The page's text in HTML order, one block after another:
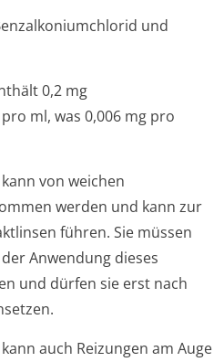
und
0,2 mg
ml, was 0,006 mg pro
von weichen
werden und kann zur
führen. Sie müssen
Anwendung dieses
und dürfen sie erst nach
auch Reizungen am Auge